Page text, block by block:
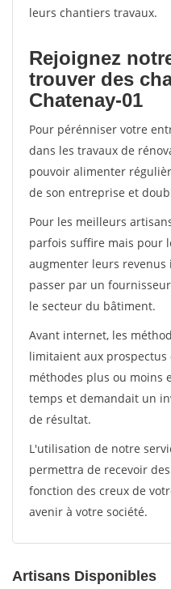
leurs chantiers travaux.
Rejoignez
trouver des
Chatenay-01
Pour pérénniser votre
dans les travaux de
pouvoir alimenter
de son entreprise et
Pour les meilleurs
parfois suffire mais pour
augmenter leurs
passer par un
le secteur du bâtiment.
Avant internet, les
limitaient aux prospectus
méthodes plus ou moins
temps et demandait un
de résultat.
L'utilisation de notre
permettra de recevoir
fonction des creux de
avenir à votre société.
Artisans Disponibles